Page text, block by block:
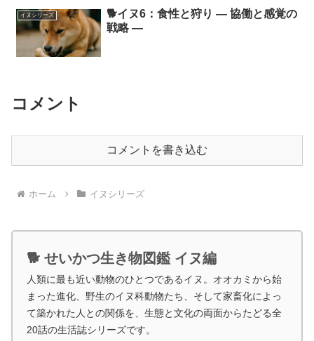
イヌシリーズ
🐕イヌ6：食性と狩り ― 協働と感覚の
戦略 ―
コメント
コメントを書き込む
ホーム イヌシリーズ
🐕 せいかつ生き物図鑑 イヌ編
人類に最も近い動物のひとつであるイヌ。オオカミから始
まった進化、野生のイヌ科動物たち、そして家畜化によっ
て築かれた人との関係を、生態と文化の両面からたどる全
20話の生活誌シリーズです。